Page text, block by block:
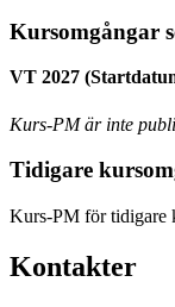
Kursomgångar
VT 2027
Kurs-PM är inte
Tidigare
Kurs-PM för tidigare
Kontakter